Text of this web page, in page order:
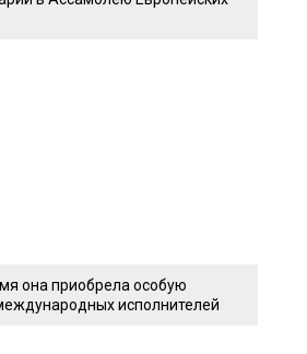
она приобрела особую
исполнителей